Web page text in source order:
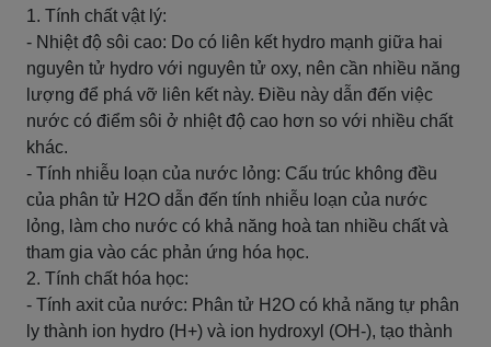
1. Tính chất vật lý:
- Nhiệt độ sôi cao: Do có liên kết hydro mạnh giữa hai
nguyên tử hydro với nguyên tử oxy, nên cần nhiều năng
lượng để phá vỡ liên kết này. Điều này dẫn đến việc
nước có điểm sôi ở nhiệt độ cao hơn so với nhiều chất
khác.
- Tính nhiễu loạn của nước lỏng: Cấu trúc không đều
của phân tử H2O dẫn đến tính nhiễu loạn của nước
lỏng, làm cho nước có khả năng hoà tan nhiều chất và
tham gia vào các phản ứng hóa học.
2. Tính chất hóa học:
- Tính axit của nước: Phân tử H2O có khả năng tự phân
ly thành ion hydro (H+) và ion hydroxyl (OH-), tạo thành